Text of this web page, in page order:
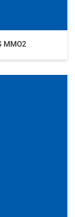
MMO2